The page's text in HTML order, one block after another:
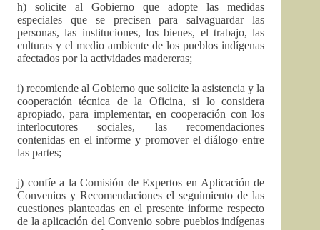
h) solicite al Gobierno que adopte las medidas
especiales que se precisen para salvaguardar las
personas, las instituciones, los bienes, el trabajo, las
culturas y el medio ambiente de los pueblos indígenas
afectados por la actividades madereras;
i) recomiende al Gobierno que solicite la asistencia y la
cooperación técnica de la Oficina, si lo considera
apropiado, para implementar, en cooperación con los
interlocutores sociales, las recomendaciones
contenidas en el informe y promover el diálogo entre
las partes;
j) confíe a la Comisión de Expertos en Aplicación de
Convenios y Recomendaciones el seguimiento de las
cuestiones planteadas en el presente informe respecto
de la aplicación del Convenio sobre pueblos indígenas